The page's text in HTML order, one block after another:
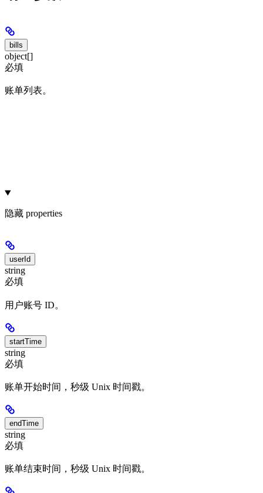
bills
object[]
必填
账单列表。
隐藏 properties
userId
string
必填
用户账号 ID。
startTime
string
必填
账单开始时间，秒级 Unix 时间戳。
endTime
string
必填
账单结束时间，秒级 Unix 时间戳。